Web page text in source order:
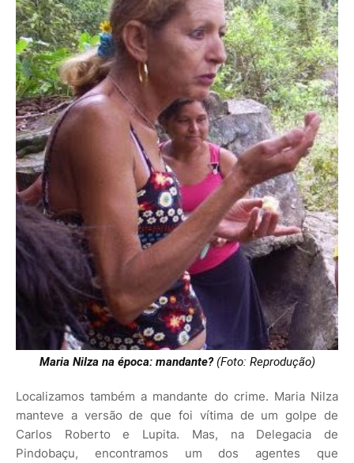
Maria Nilza na época: mandante?(Foto: Reprodução)
Localizamos também a mandante do crime. Maria Nilza
manteve a versão de que foi vítima de um golpe de
Carlos Roberto e Lupita. Mas, na Delegacia de
Pindobaçu, encontramos um dos agentes que